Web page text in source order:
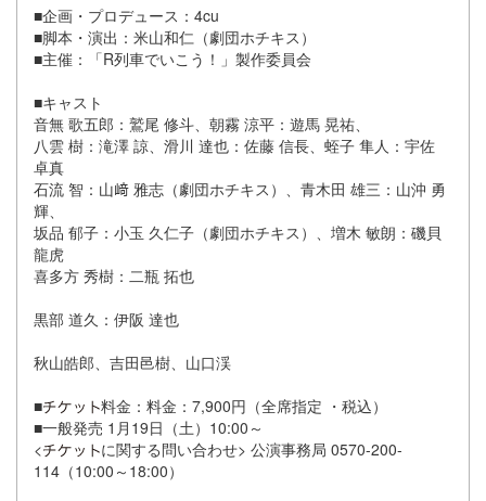
■企画・プロデュース：4cu
■脚本・演出：米山和仁（劇団ホチキス）
■主催：「R列車でいこう！」製作委員会
■キャスト
音無 歌五郎：鷲尾 修斗、朝霧 涼平：遊馬 晃祐、
八雲 樹：滝澤 諒、滑川 達也：佐藤 信長、蛭子 隼人：宇佐
卓真
石流 智：山﨑 雅志（劇団ホチキス）、青木田 雄三：山沖 勇
輝、
坂品 郁子：小玉 久仁子（劇団ホチキス）、増木 敏朗：磯貝
龍虎
喜多方 秀樹：二瓶 拓也
黒部 道久：伊阪 達也
秋山皓郎、吉田邑樹、山口渓
■
料金：料金：7,900円（全席指定 ・税込）
■一般発売 1月19日（土）10:00～
<
に関する問い合わせ> 公演事務局 0570-200-
114（10:00～18:00）